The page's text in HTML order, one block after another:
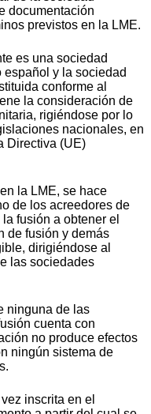
documentación
previstos en la LME.
es una sociedad
y la sociedad
conforme al
la consideración de
rigiéndose por lo
nacionales, en
Directiva (UE)
la LME, se hace
de los acreedores de
fusión a obtener el
de fusión y demás
dirigiéndose al
las sociedades
ninguna de las
cuenta con
no produce efectos
ningún sistema de
inscrita en el